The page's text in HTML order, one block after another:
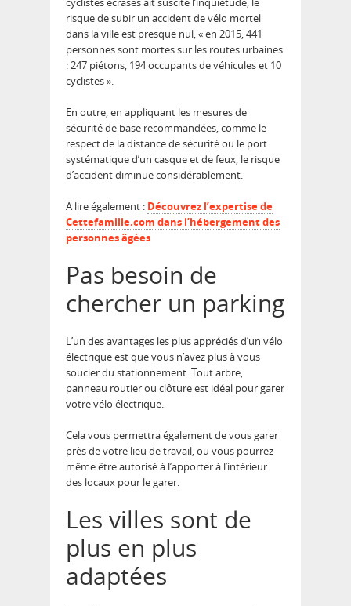
risque de subir un accident de vélo mortel
dans la ville est presque nul, « en 2015, 441
personnes sont mortes sur les routes urbaines
: 247 piétons, 194 occupants de véhicules et 10
cyclistes ».
En outre, en appliquant les mesures de
sécurité de base recommandées, comme le
respect de la distance de sécurité ou le port
systématique d’un casque et de feux, le risque
d’accident diminue considérablement.
A lire également : Découvrez l’expertise de
Cettefamille.com dans l’hébergement des
personnes âgées
Pas besoin de
chercher un parking
L’un des avantages les plus appréciés d’un vélo
électrique est que vous n’avez plus à vous
soucier du stationnement. Tout arbre,
panneau routier ou clôture est idéal pour garer
votre vélo électrique.
Cela vous permettra également de vous garer
près de votre lieu de travail, ou vous pourrez
même être autorisé à l’apporter à l’intérieur
des locaux pour le garer.
Les villes sont de
plus en plus
adaptées